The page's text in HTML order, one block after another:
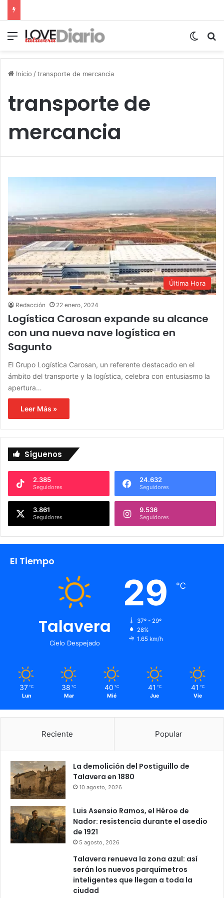
Menú
Inicio /transporte de mercancia
transporte de
mercancia
Última Hora
Redacción 22 enero, 2024
Logística Carosan expande su alcance
con una nueva nave logística en
Sagunto
El Grupo Logística Carosan, un referente destacado en el
ámbito del transporte y la logística, celebra con entusiasmo la
apertura…
Leer Más »
Síguenos
2.385
Seguidores
24.632
Seguidores
3.861
Seguidores
9.536
Seguidores
El Tiempo
Talavera
Cielo Despejado
29 ℃
37º - 29º
28%
1.65 km/h
37 ℃
Lun
38 ℃
Mar
40 ℃
Mié
41 ℃
Jue
41 ℃
Vie
Reciente Popular
La demolición del Postiguillo de
Talavera en 1880
10 agosto, 2026
Luis Asensio Ramos, el Héroe de
Nador: resistencia durante el asedio
de 1921
5 agosto, 2026
Talavera renueva la zona azul: así
serán los nuevos parquímetros
inteligentes que llegan a toda la
ciudad